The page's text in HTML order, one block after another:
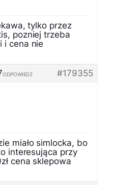
tylko przez
pozniej trzeba
i cena nie
#179355
ODPOWIEDZ
miało simlocka, bo
interesująca przy
cena sklepowa